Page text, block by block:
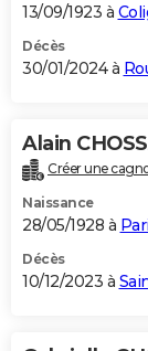
13/09/1923 à
Décès
30/01/2024 à
Alain
Créer une
Naissance
28/05/1928 à
Décès
10/12/2023 à